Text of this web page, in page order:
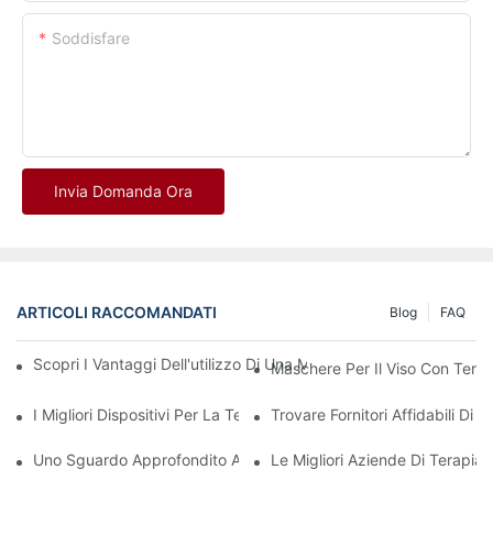
Soddisfare
Invia Domanda Ora
ARTICOLI RACCOMANDATI FAQ
Blog
Scopri I Vantaggi Dell'utilizzo Di Una Maschera Per La Terapia
Maschere Per Il Viso Con
I Migliori Dispositivi Per La Terapia A Luce Rossa E Infrarossi
Trovare Fornitori Affidabili Di
Uno Sguardo Approfondito Ai Benefici Della Terapia Con Luce
Le Migliori Aziende Di Terapia